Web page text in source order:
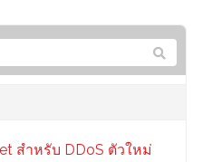
สำหรับ DDoS ตัวใหม่